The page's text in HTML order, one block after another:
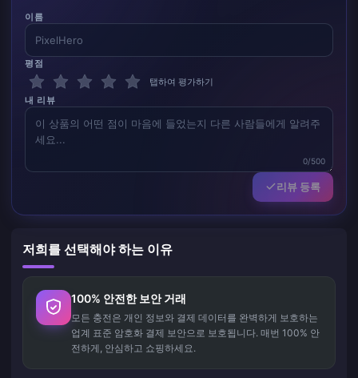
이름
평점
탭하여 평가하기
내 리뷰
0/500
리뷰 등록
저희를 선택해야 하는 이유
100% 안전한 보안 거래
모든 충전은 개인 정보와 결제 데이터를 완벽하게 보호하는
업계 표준 암호화 결제 보안으로 보호됩니다. 매번 100% 안
전하게, 안심하고 쇼핑하세요.